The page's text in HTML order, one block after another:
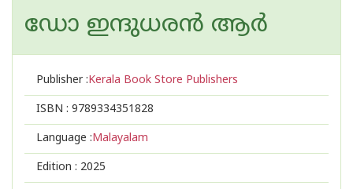
ഡോ ഇന്ദുധരൻ ആർ
Publisher :Kerala Book Store Publishers
ISBN : 9789334351828
Language :Malayalam
Edition : 2025